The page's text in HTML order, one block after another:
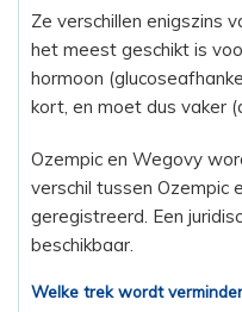
Ze verschillen enigszins
het meest geschikt is
hormoon
kort, en moet dus vaker
Ozempic en Wegovy
verschil tussen Ozempic
geregistreerd. Een
beschikbaar.
Welke trek wordt